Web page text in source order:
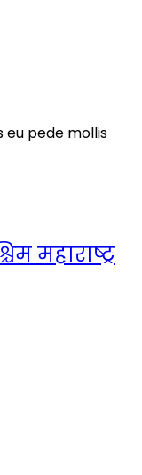
eu pede mollis
महाराष्ट्र